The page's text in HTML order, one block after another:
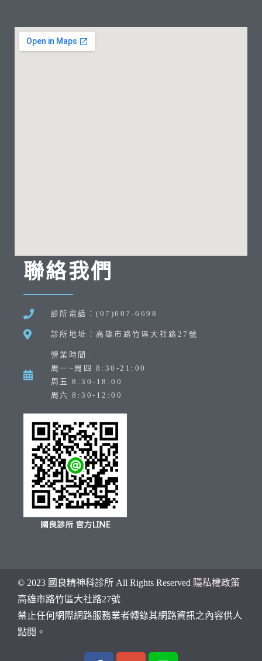
聯絡我們
診所電話：(07)607-6698
診所地址：高雄市路竹區大社路27號
營業時間:
周一~周四 8:30-21:00
周五 8:30-18:00
周六 8:30-12:00
© 2023 國良精神科診所 All Rights Reserved 隱私權政策
高雄市路竹區大社路27號
禁止任何網際網路服務業者轉錄其網路資訊之內容供人
點閱。